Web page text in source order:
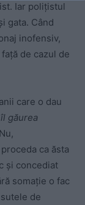
Iar polițistul
gata. Când
inofensiv,
de cazul de
care o dau
găurea
ca ăsta
și concediat
somație o fac
de